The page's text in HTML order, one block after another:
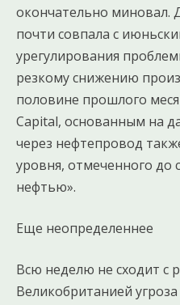
окончательно
почти совпала с
урегулирования
резкому снижению
половине прошлого
Capital, основанным на
через нефтепровод
уровня, отмеченного до
нефтью».
Еще неопределеннее
Всю неделю не сходит с
Великобританией